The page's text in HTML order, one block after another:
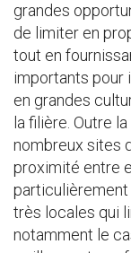
grandes
de limiter en
tout en
importants pour
en grandes
la filière. Outre
nombreux sites
proximité entre
particulièrement
très locales qui
notamment le